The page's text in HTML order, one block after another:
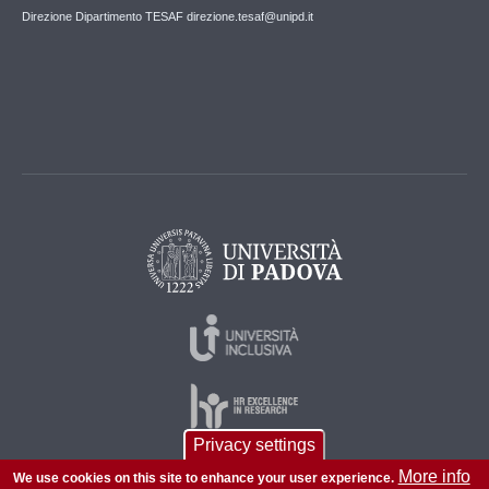
Direzione Dipartimento TESAF direzione.tesaf@unipd.it
Privacy settings
We use cookies on this site to enhance your user experience. More info